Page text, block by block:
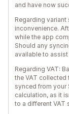
and have now
Regarding
inconvenience.
while the app
Should any
available to
Regarding VAT:
the VAT
synced from your
calculation, as it
to a different VAT